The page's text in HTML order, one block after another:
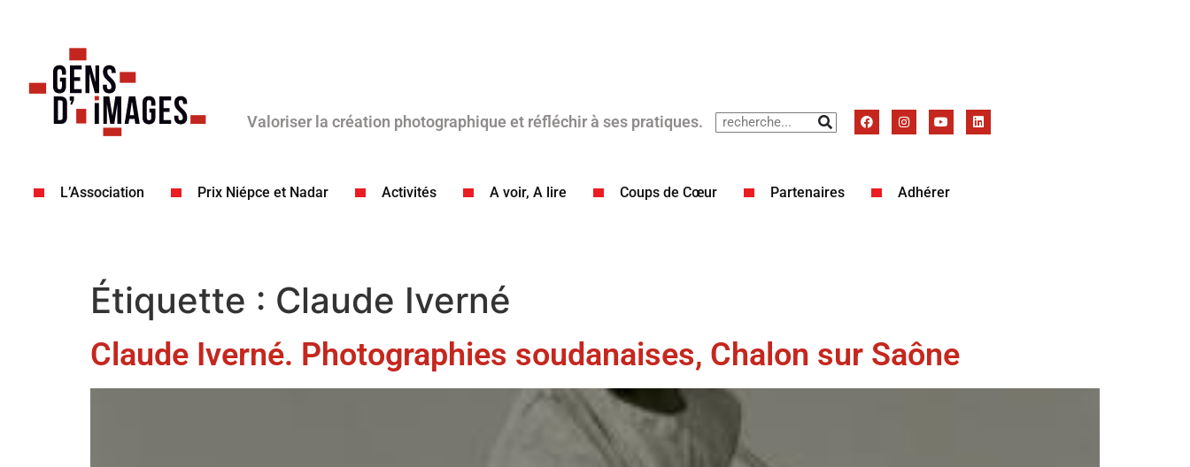
Valoriser la création photographique et réfléchir à ses pratiques.
L’Association Prix Niépce et Nadar Activités A voir, A lire Coups de Cœur​ Partenaires Adhérer
Étiquette : Claude Iverné
Claude Iverné. Photographies soudanaises, Chalon sur Saône